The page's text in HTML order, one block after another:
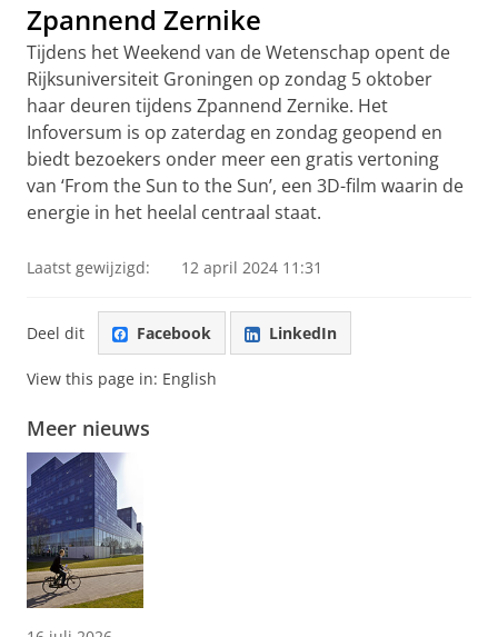
Zpannend Zernike
Tijdens het Weekend van de Wetenschap opent de
Rijksuniversiteit Groningen op zondag 5 oktober
haar deuren tijdens Zpannend Zernike. Het
Infoversum is op zaterdag en zondag geopend en
biedt bezoekers onder meer een gratis vertoning
van ‘From the Sun to the Sun’, een 3D-film waarin de
energie in het heelal centraal staat.
Laatst gewijzigd: 12 april 2024 11:31
Deel dit Facebook LinkedIn
View this page in: English
Meer nieuws